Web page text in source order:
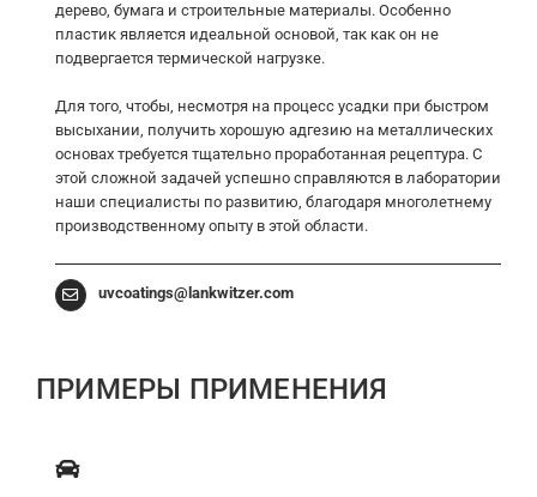
дерево, бумага и строительные материалы. Особенно
пластик является идеальной основой, так как он не
подвергается термической нагрузке.
Для того, чтобы, несмотря на процесс усадки при быстром
высыхании, получить хорошую адгезию на металлических
основах требуется тщательно проработанная рецептура. С
этой сложной задачей успешно справляются в лаборатории
наши специалисты по развитию, благодаря многолетнему
производственному опыту в этой области.
uvcoatings@lankwitzer.com
ПРИМЕРЫ ПРИМЕНЕНИЯ